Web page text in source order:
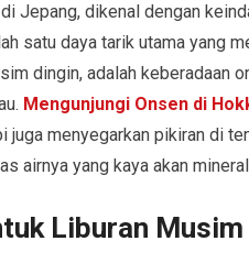
Jepang, dikenal dengan
satu daya tarik utama yang
dingin, adalah keberadaan
Mengunjungi Onsen di
juga menyegarkan pikiran di
airnya yang kaya akan
Liburan